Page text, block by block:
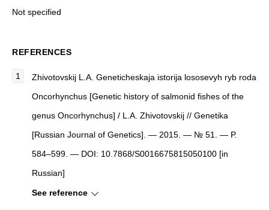
Not specified
REFERENCES
Zhivotovskij L.A. Geneticheskaja istorija lososevyh ryb roda
Oncorhynchus [Genetic history of salmonid fishes of the
genus Oncorhynchus] / L.A. Zhivotovskij // Genetika
[Russian Journal of Genetics]. — 2015. — № 51. — Р.
584–599. — DOI: 10.7868/S0016675815050100 [in
Russian]
See reference